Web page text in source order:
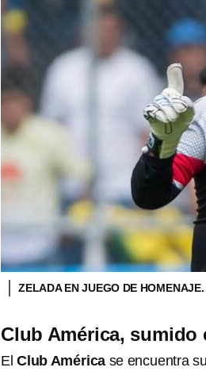
ZELADA EN JUEGO DE
Club América,
El Club América se encuentra